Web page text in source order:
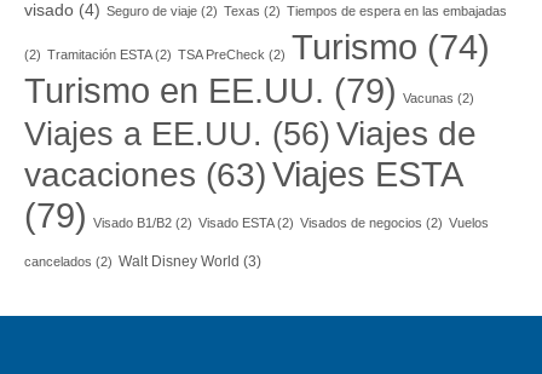
visado (4) Seguro de viaje (2) Texas (2) Tiempos de espera en las embajadas
(2) Tramitación ESTA(2) TSA PreCheck (2) Turismo (74)
Turismo en EE.UU. (79) Vacunas (2)
Viajes a EE.UU. (56)Viajes de
vacaciones (63)Viajes ESTA
(79) Visado B1/B2 (2) Visado ESTA(2) Visados de negocios (2) Vuelos
cancelados (2) Walt Disney World (3)